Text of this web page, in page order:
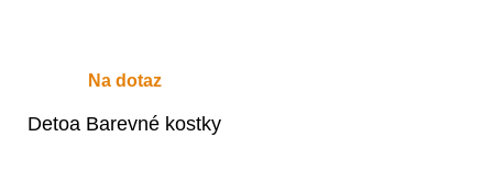
Na dotaz
Detoa Barevné kostky